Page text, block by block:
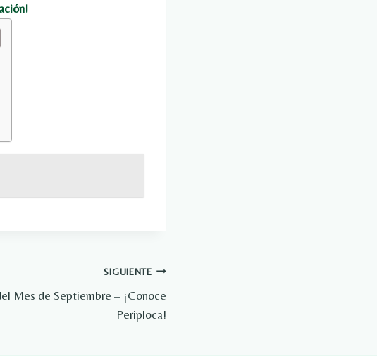
SIGUIENTE
Mes de Septiembre – ¡Conoce
Periploca!